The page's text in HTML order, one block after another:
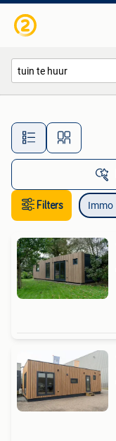
Filters Immo